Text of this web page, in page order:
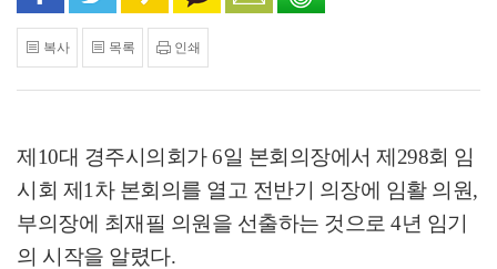
복사 목록 인쇄
제 10대 경주시의회가6일 본회의장에서 제 298회 임
시회 제 1 차 본회의를 열고 전반기 의장에 임활 의원,
부의장에 최재필 의원을 선출하는 것으로 4년 임기
의 시작을 알렸다.